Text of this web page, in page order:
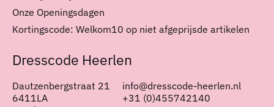
Onze Openingsdagen
Kortingscode: Welkom10 op niet afgeprijsde artikelen
Dresscode Heerlen
Dautzenbergstraat 21
6411LA
info@dresscode-heerlen.nl
+31 (0)455742140